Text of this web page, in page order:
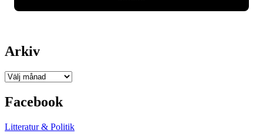
Arkiv
Arkiv
Facebook
Litteratur & Politik